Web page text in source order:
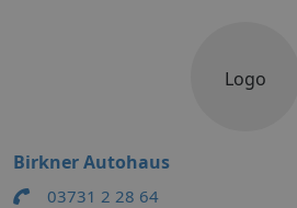
Logo
Birkner Autohaus
03731 2 28 64